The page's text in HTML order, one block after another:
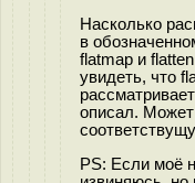
Насколько
в
flatmap и
увидеть, что
описал.
PS: Если моё